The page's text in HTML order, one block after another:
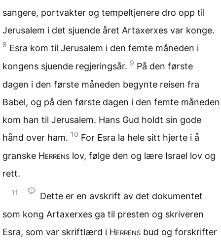
sangere, portvakter og tempeltjenere dro opp til
Jerusalem i det sjuende året Artaxerxes var konge.
8 Esra kom til Jerusalem i den femte måneden i
kongens sjuende regjeringsår. 9 På den første
dagen i den første måneden begynte reisen fra
Babel, og på den første dagen i den femte måneden
kom han til Jerusalem. Hans Gud holdt sin gode
hånd over ham. 10 For Esra la hele sitt hjerte i å
granske Herrens lov, følge den og lære Israel lov og
rett.
11
Dette er en avskrift av det dokumentet
som kong Artaxerxes ga til presten og skriveren
Esra, som var skriftlærd i Herrens bud og forskrifter